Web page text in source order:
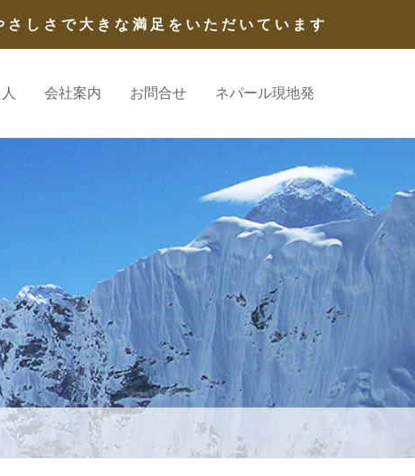
しさで大きな満足をいただいています
会社案内 お問合せ ネパール現地発